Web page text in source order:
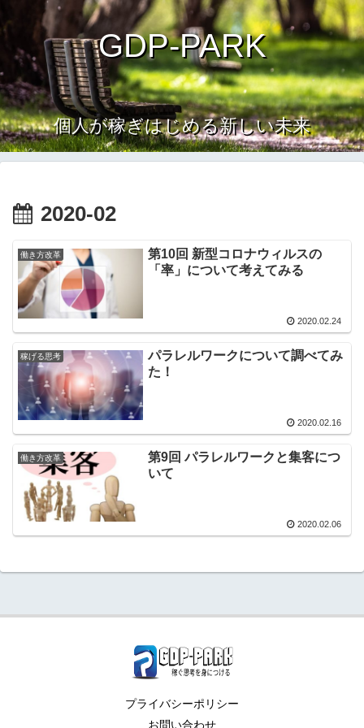
GDP-PARK
個人が稼ぎはじめる新しい未来
2020-02
働き方改革
第10回 新型コロナウィルスの
「率」について考えてみる
2020.02.24
稼げる思考
パラレルワークについて調べてみ
た！
2020.02.16
働き方改革
第9回 パラレルワークと集客につ
いて
2020.02.06
プライバシーポリシー
お問い合わせ